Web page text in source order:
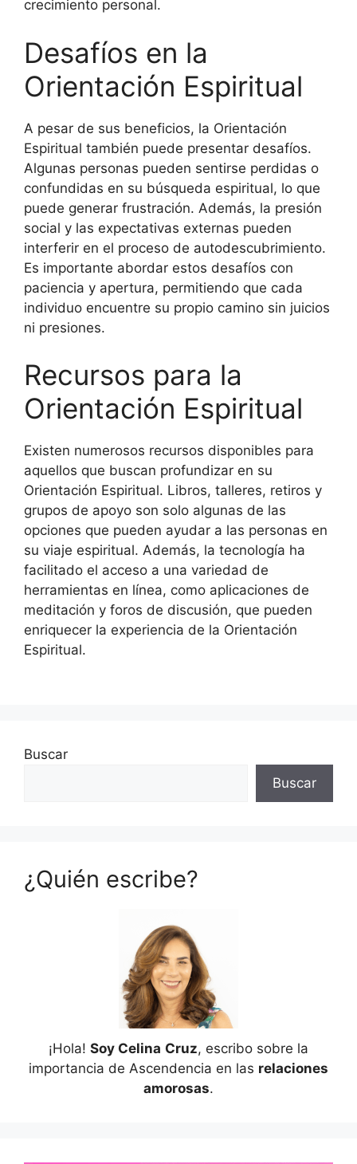
crecimiento personal.
Desafíos en la
Orientación Espiritual
A pesar de sus beneficios, la Orientación
Espiritual también puede presentar desafíos.
Algunas personas pueden sentirse perdidas o
confundidas en su búsqueda espiritual, lo que
puede generar frustración. Además, la presión
social y las expectativas externas pueden
interferir en el proceso de autodescubrimiento.
Es importante abordar estos desafíos con
paciencia y apertura, permitiendo que cada
individuo encuentre su propio camino sin juicios
ni presiones.
Recursos para la
Orientación Espiritual
Existen numerosos recursos disponibles para
aquellos que buscan profundizar en su
Orientación Espiritual. Libros, talleres, retiros y
grupos de apoyo son solo algunas de las
opciones que pueden ayudar a las personas en
su viaje espiritual. Además, la tecnología ha
facilitado el acceso a una variedad de
herramientas en línea, como aplicaciones de
meditación y foros de discusión, que pueden
enriquecer la experiencia de la Orientación
Espiritual.
Buscar
Buscar
¿Quién escribe?
¡Hola! Soy Celina Cruz, escribo sobre la
importancia de Ascendencia en las relaciones
amorosas.